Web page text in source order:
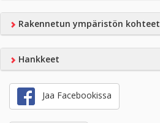
Rakennetun ympäristön kohteet
Hankkeet
Jaa Facebookissa